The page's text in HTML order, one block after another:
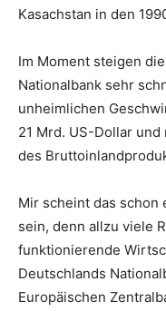
Kasachstan in den
Im Moment steigen
Nationalbank sehr
unheimlichen
21 Mrd. US-Dollar
des
Mir scheint das schon
sein, denn allzu viele
funktionierende
Deutschlands
Europäischen